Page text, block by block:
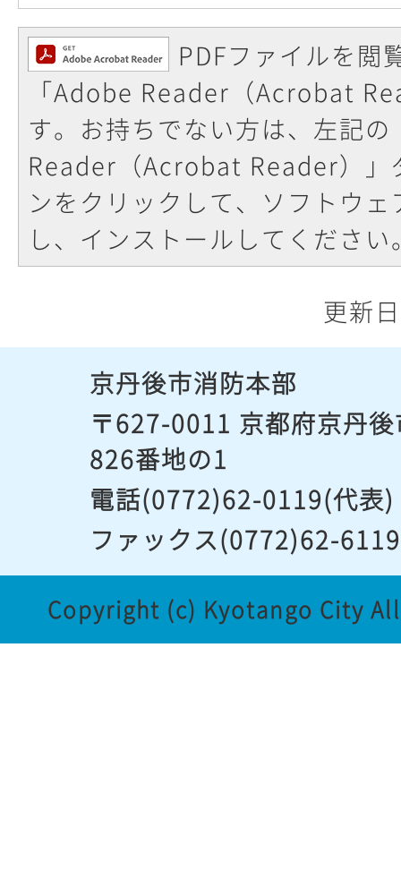
PDFファイルを閲
「Adobe Reader（Acrobat
す。お持ちでない方は、左記
Reader（Acrobat Reader）」
ンをクリックして、ソフトウ
し、インストールしてください
更新
京丹後市消防本部
〒627-0011 京都府京丹
826番地の1
電話(0772)62-0119(代表)
ファックス(0772)62-
Copyright (c) Kyotango City